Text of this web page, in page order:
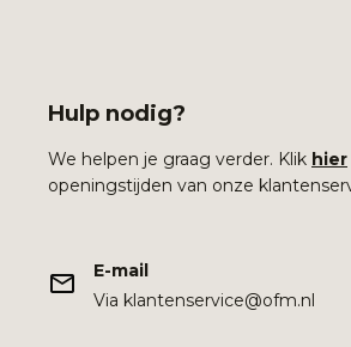
Hulp nodig?
We helpen je graag verder. Klik hier
openingstijden van onze
E-mail
Via klantenservice@ofm.nl